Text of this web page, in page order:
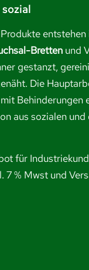
entstehen
Bretten und
gestanzt,
Die
Behinderungen
aus sozialen
für
7 % Mwst und